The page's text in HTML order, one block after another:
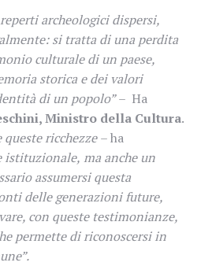
archeologici dispersi,
si tratta di una perdita
culturale di un paese,
storica e dei valori
di un popolo”– Ha
Ministro della Cultura.
ricchezze– ha
istituzionale, ma anche un
assumersi questa
delle generazioni future,
con queste testimonianze,
permette di riconoscersi in